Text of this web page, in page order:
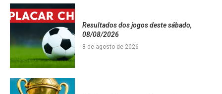
Resultados dos jogos deste sábado,
08/08/2026
8 de agosto de 2026